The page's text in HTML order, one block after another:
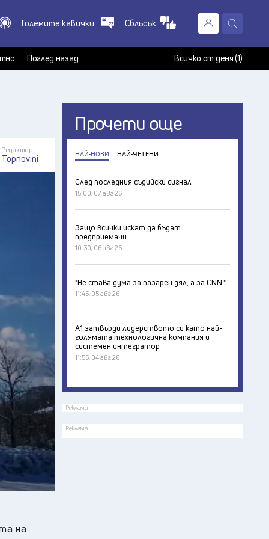
X
Големите кавички Сблъсък
Поглед назад Всичко от деня (1)
Редактор:
Topnovini
на
Прочети още
НАЙ-НОВИ НАЙ-ЧЕТЕНИ
След последния съдийски сигнал
15:00, 07 авг 26
Защо всички искат да бъдат
предприемачи
10:30, 06 авг 26
"Не става дума за пазарен дял, а за CNN."
11:45, 05 авг 26
А1 затвърди лидерството си като най-
голямата технологична компания и
системен интегратор
11:56, 04 авг 26
Реклама
Реклама